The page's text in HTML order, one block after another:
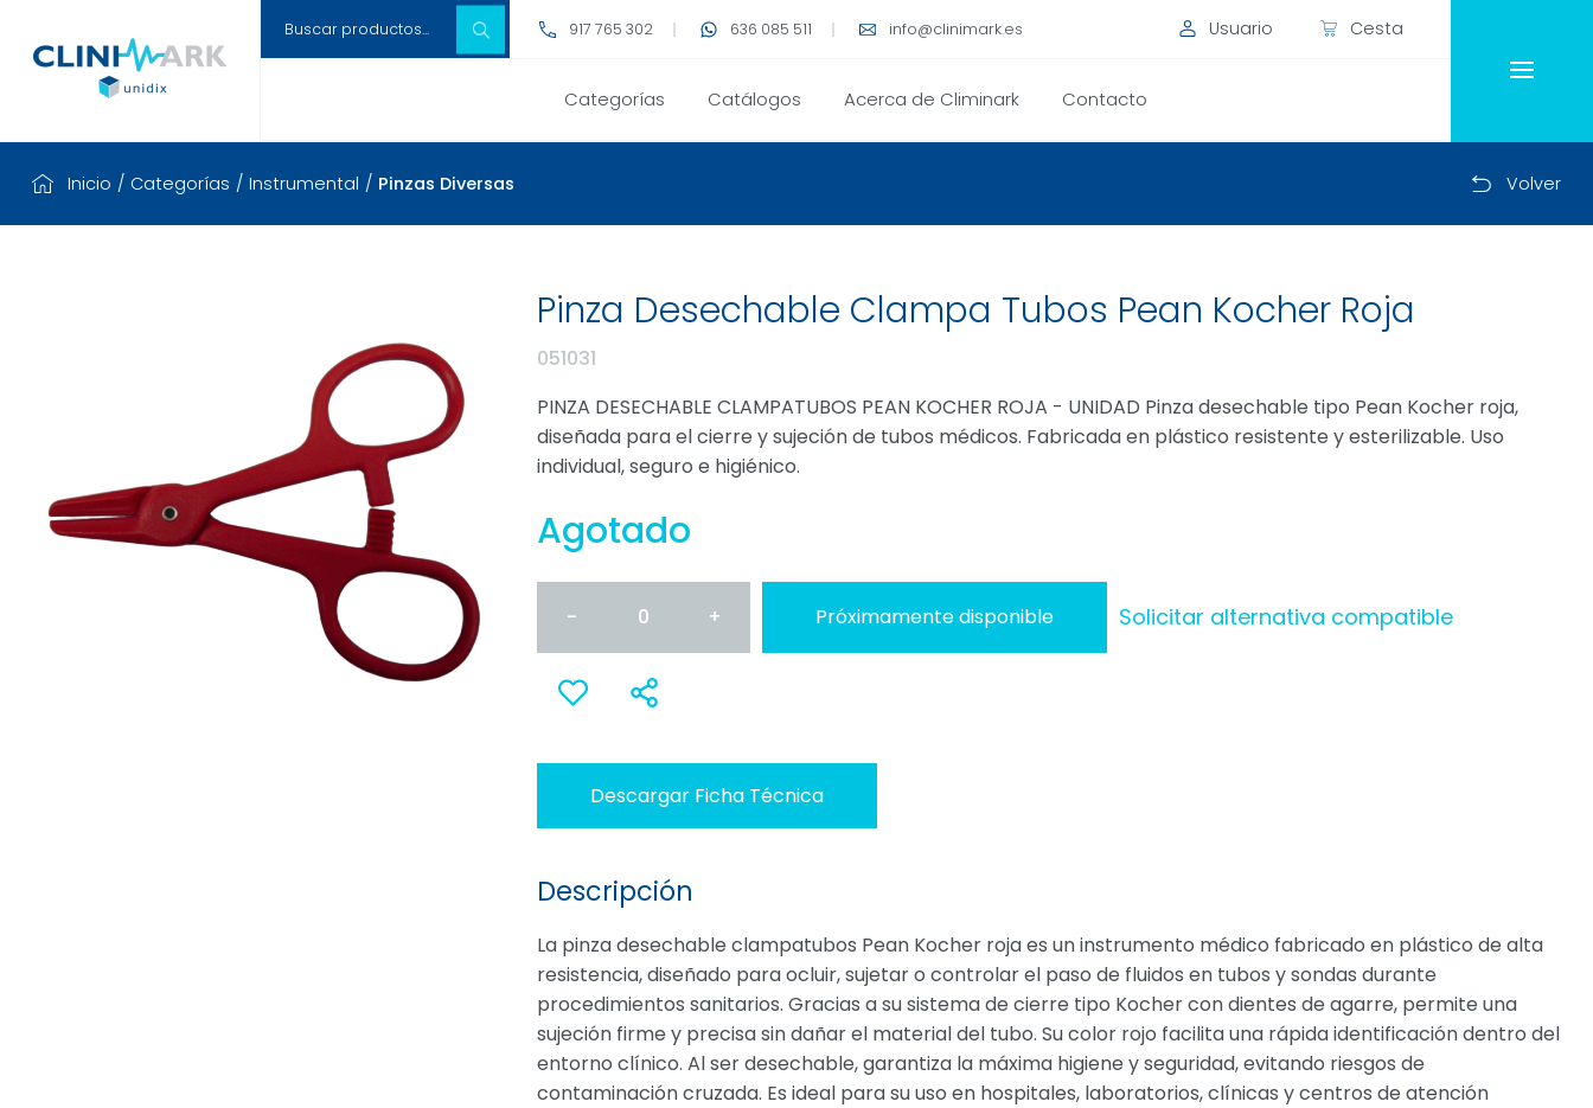
917 765 302 636 085 511 info@clinimark.es Usuario Cesta
Categorías Catálogos Acerca de Climinark Contacto
Inicio / Categorías / Instrumental / Pinzas Diversas Volver
Pinza Desechable Clampa Tubos Pean Kocher Roja
051031
PINZA DESECHABLE CLAMPATUBOS PEAN KOCHER ROJA - UNIDAD Pinza desechable tipo Pean Kocher roja,
diseñada para el cierre y sujeción de tubos médicos. Fabricada en plástico resistente y esterilizable. Uso
individual, seguro e higiénico.
Agotado
- 0 + Próximamente disponible Solicitar alternativa compatible
Anadir
a favoritos
Descargar Ficha Técnica
Descripción
La pinza desechable clampatubos Pean Kocher roja es un instrumento médico fabricado en plástico de alta
resistencia, diseñado para ocluir, sujetar o controlar el paso de fluidos en tubos y sondas durante
procedimientos sanitarios. Gracias a su sistema de cierre tipo Kocher con dientes de agarre, permite una
sujeción firme y precisa sin dañar el material del tubo. Su color rojo facilita una rápida identificación dentro del
entorno clínico. Al ser desechable, garantiza la máxima higiene y seguridad, evitando riesgos de
contaminación cruzada. Es ideal para su uso en hospitales, laboratorios, clínicas y centros de atención